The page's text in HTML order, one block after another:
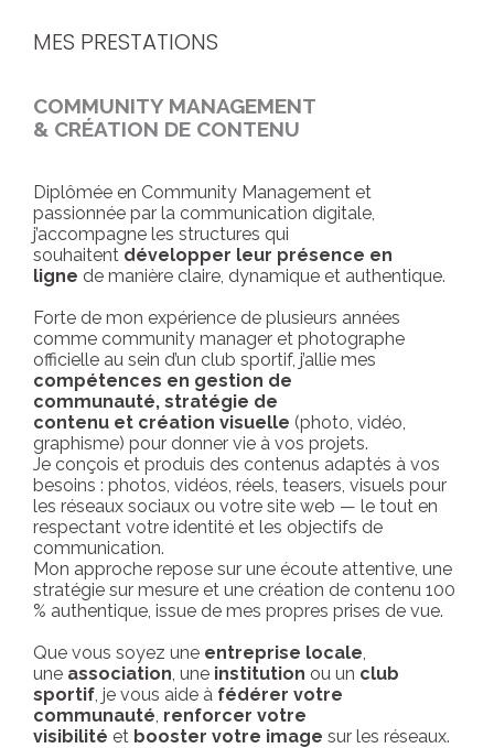
MES PRESTATIONS
COMMUNITY MANAGEMENT
& CRÉATION DE CONTENU
Diplômée en Community Management et
passionnée par la communication digitale,
j’accompagne les structures qui
souhaitent développer leur présence en
ligne de manière claire, dynamique et authentique.
Forte de mon expérience de plusieurs années
comme community manager et photographe
officielle au sein d’un club sportif, j’allie mes
compétences en gestion de
communauté, stratégie de
contenu et création visuelle (photo, vidéo,
graphisme) pour donner vie à vos projets.
Je conçois et produis des contenus adaptés à vos
besoins : photos, vidéos, réels, teasers, visuels pour
les réseaux sociaux ou votre site web — le tout en
respectant votre identité et les objectifs de
communication.
Mon approche repose sur une écoute attentive, une
stratégie sur mesure et une création de contenu 100
% authentique, issue de mes propres prises de vue.
Que vous soyez une entreprise locale,
une association, une institution ou un club
sportif, je vous aide à fédérer votre
communauté, renforcer votre
visibilité et booster votre image sur les réseaux.